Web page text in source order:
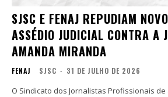
SJSC E FENAJ REPUDIAM
ASSÉDIO JUDICIAL CONTRA A
AMANDA MIRANDA
FENAJ SJSC - 31 DE JULHO DE 2026
O Sindicato dos Jornalistas Profissionais de